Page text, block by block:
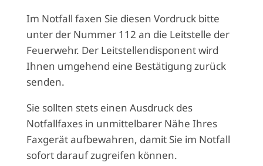
Im Notfall faxen Sie diesen Vordruck bitte
unter der Nummer 112 an die Leitstelle der
Feuerwehr. Der Leitstellendisponent wird
Ihnen umgehend eine Bestätigung zurück
senden.
Sie sollten stets einen Ausdruck des
Notfallfaxes in unmittelbarer Nähe Ihres
Faxgerät aufbewahren, damit Sie im Notfall
sofort darauf zugreifen können.